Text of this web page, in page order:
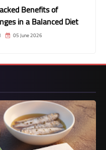
Benefits of
in a Balanced Diet
05 June 2026